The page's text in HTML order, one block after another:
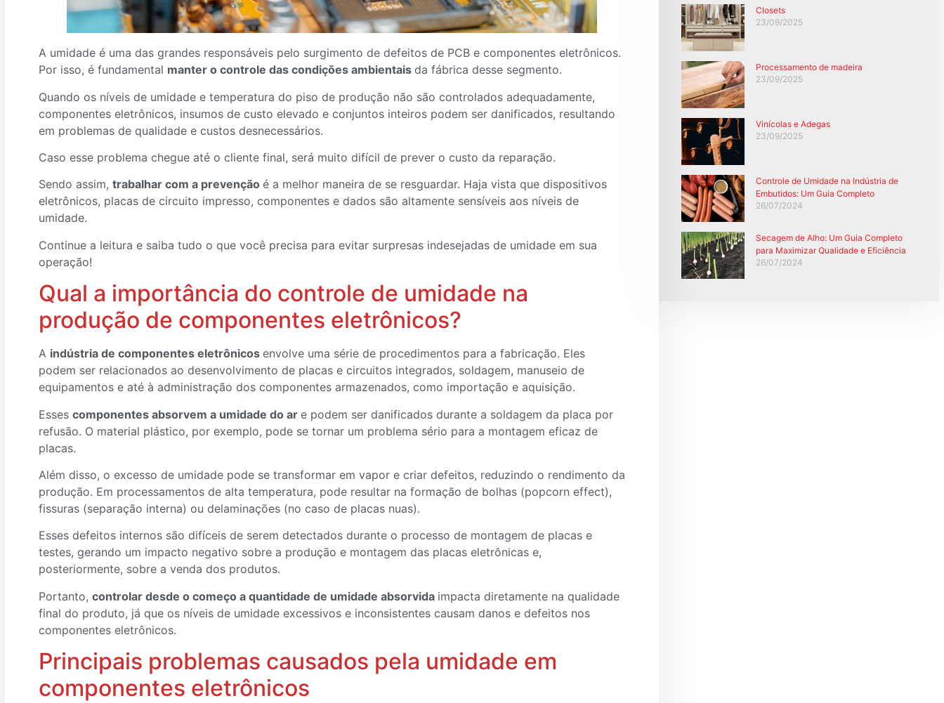
A umidade é uma das grandes responsáveis pelo surgimento de defeitos de PCB e componentes eletrônicos.
Por isso, é fundamental manter o controle das condições ambientais da fábrica desse segmento.
Quando os níveis de umidade e temperatura do piso de produção não são controlados adequadamente,
componentes eletrônicos, insumos de custo elevado e conjuntos inteiros podem ser danificados, resultando
em problemas de qualidade e custos desnecessários.
Caso esse problema chegue até o cliente final, será muito difícil de prever o custo da reparação.
Sendo assim, trabalhar com a prevenção é a melhor maneira de se resguardar. Haja vista que dispositivos
eletrônicos, placas de circuito impresso, componentes e dados são altamente sensíveis aos níveis de
umidade.
Continue a leitura e saiba tudo o que você precisa para evitar surpresas indesejadas de umidade em sua
operação!
Qual a importância do controle de umidade na
produção de componentes eletrônicos?
A indústria de componentes eletrônicos envolve uma série de procedimentos para a fabricação. Eles
podem ser relacionados ao desenvolvimento de placas e circuitos integrados, soldagem, manuseio de
equipamentos e até à administração dos componentes armazenados, como importação e aquisição.
Esses componentes absorvem a umidade do ar e podem ser danificados durante a soldagem da placa por
refusão. O material plástico, por exemplo, pode se tornar um problema sério para a montagem eficaz de
placas.
Além disso, o excesso de umidade pode se transformar em vapor e criar defeitos, reduzindo o rendimento da
produção. Em processamentos de alta temperatura, pode resultar na formação de bolhas (popcorn effect),
fissuras (separação interna) ou delaminações (no caso de placas nuas).
Esses defeitos internos são difíceis de serem detectados durante o processo de montagem de placas e
testes, gerando um impacto negativo sobre a produção e montagem das placas eletrônicas e,
posteriormente, sobre a venda dos produtos.
Portanto, controlar desde o começo a quantidade de umidade absorvida impacta diretamente na qualidade
final do produto, já que os níveis de umidade excessivos e inconsistentes causam danos e defeitos nos
componentes eletrônicos.
Principais problemas causados pela umidade em
componentes eletrônicos
Closets
23/09/2025
Processamento de madeira
23/09/2025
Vinícolas e Adegas
23/09/2025
Controle de Umidade na Indústria de
Embutidos: Um Guia Completo
26/07/2024
Secagem de Alho: Um Guia Completo
para Maximizar Qualidade e Eficiência
26/07/2024